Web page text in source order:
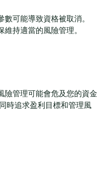
可能導致資格被取消。
持適當的風險管理。
險管理可能會危及您的資金
時追求盈利目標和管理風